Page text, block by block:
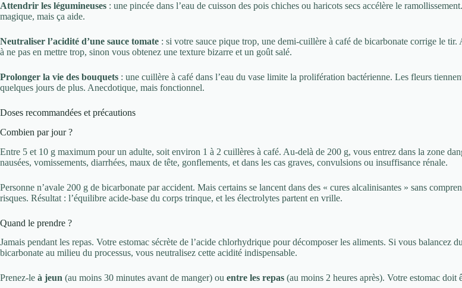
Attendrir les légumineuses : une pincée dans l’eau de cuisson des pois chiches ou haricots secs accélère le
magique, mais ça aide.
Neutraliser l’acidité d’une sauce tomate : si votre sauce pique trop, une demi-cuillère à café de bicarbonate corrige le tir.
à ne pas en mettre trop, sinon vous obtenez une texture bizarre et un goût salé.
Prolonger la vie des bouquets : une cuillère à café dans l’eau du vase limite la prolifération bactérienne. Les fleurs
quelques jours de plus. Anecdotique, mais fonctionnel.
Doses recommandées et précautions
Combien par jour ?
Entre 5 et 10 g maximum pour un adulte, soit environ 1 à 2 cuillères à café. Au-delà de 200 g, vous entrez dans la zone
nausées, vomissements, diarrhées, maux de tête, gonflements, et dans les cas graves, convulsions ou insuffisance rénale.
Personne n’avale 200 g de bicarbonate par accident. Mais certains se lancent dans des « cures alcalinisantes » sans
risques. Résultat : l’équilibre acide-base du corps trinque, et les électrolytes partent en vrille.
Quand le prendre ?
Jamais pendant les repas. Votre estomac sécrète de l’acide chlorhydrique pour décomposer les aliments. Si vous balancez
bicarbonate au milieu du processus, vous neutralisez cette acidité indispensable.
Prenez-le à jeun (au moins 30 minutes avant de manger) ou entre les repas (au moins 2 heures après). Votre estomac doit